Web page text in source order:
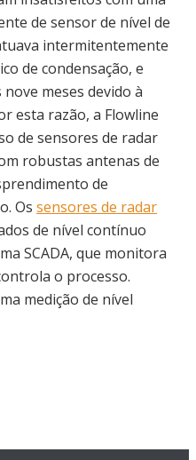
de sensor de nível de
intermitentemente
de condensação, e
meses devido à
esta razão, a Flowline
de sensores de radar
robustas antenas de
de
Os sensores de radar
de nível contínuo
SCADA, que monitora
o processo.
medição de nível